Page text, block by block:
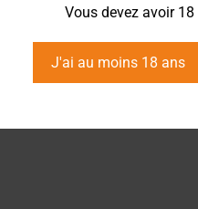
Vous devez avoir
J'ai au moins 18 ans